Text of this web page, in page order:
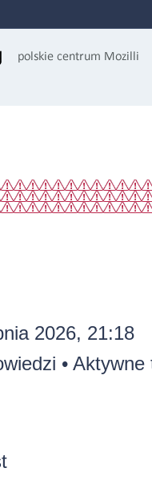
2026, 21:18
• Aktywne